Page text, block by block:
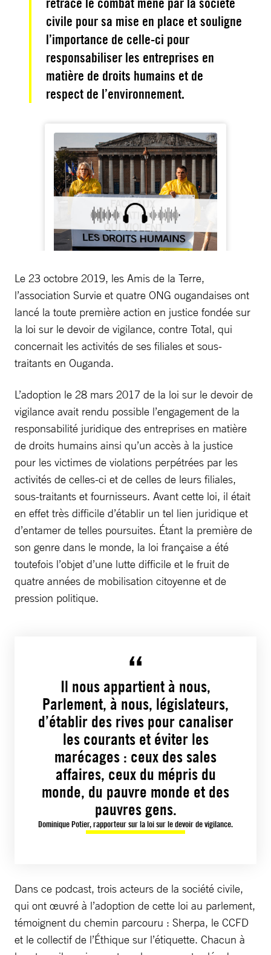
civile pour sa mise en place et souligne
l’importance de celle-ci pour
responsabiliser les entreprises en
matière de droits humains et de
respect de l’environnement.
Le 23 octobre 2019, les Amis de la Terre,
l’association Survie et quatre ONG ougandaises ont
lancé la toute première action en justice fondée sur
la loi sur le devoir de vigilance, contre Total, qui
concernait les activités de ses filiales et sous-
traitants en Ouganda.
L’adoption le 28 mars 2017 de la loi sur le devoir de
vigilance avait rendu possible l’engagement de la
responsabilité juridique des entreprises en matière
de droits humains ainsi qu’un accès à la justice
pour les victimes de violations perpétrées par les
activités de celles-ci et de celles de leurs filiales,
sous-traitants et fournisseurs. Avant cette loi, il était
en effet très difficile d’établir un tel lien juridique et
d’entamer de telles poursuites. Étant la première de
son genre dans le monde, la loi française a été
toutefois l’objet d’une lutte difficile et le fruit de
quatre années de mobilisation citoyenne et de
pression politique.
Il nous appartient à nous,
Parlement, à nous, législateurs,
d’établir des rives pour canaliser
les courants et éviter les
marécages : ceux des sales
affaires, ceux du mépris du
monde, du pauvre monde et des
pauvres gens.
Dominique Potier, rapporteur sur la loi sur le devoir de vigilance.
Dans ce podcast, trois acteurs de la société civile,
qui ont œuvré à l’adoption de cette loi au parlement,
témoignent du chemin parcouru : Sherpa, le CCFD
et le collectif de l’Éthique sur l’étiquette. Chacun à